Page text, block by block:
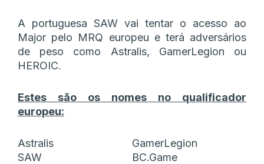
A portuguesa SAW vai tentar o acesso ao
Major pelo MRQ europeu e terá adversários
de peso como Astralis, GamerLegion ou
HEROIC.
Estes são os nomes no qualificador
europeu:
Astralis
GamerLegion
SAW
BC.Game